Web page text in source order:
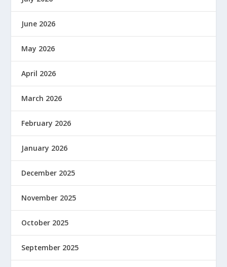
June 2026
May 2026
April 2026
March 2026
February 2026
January 2026
December 2025
November 2025
October 2025
September 2025